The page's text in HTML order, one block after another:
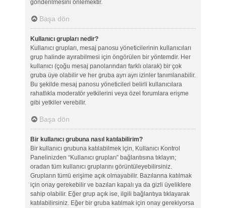
gönderilmesini önlemektir.
Başa dön
Kullanıcı grupları nedir?
Kullanıcı grupları, mesaj panosu yöneticilerinin kullanıcıları
grup halinde ayırabilmesi için öngörülen bir yöntemdir. Her
kullanıcı (çoğu mesaj panolarından farklı olarak) bir çok
gruba üye olabilir ve her gruba ayrı ayrı izinler tanımlanabilir.
Bu şekilde mesaj panosu yöneticileri belirli kullanıcılara
rahatlıkla moderatör yetkilerini veya özel forumlara erişme
gibi yetkiler verebilir.
Başa dön
Bir kullanıcı grubuna nasıl katılabilirim?
Bir kullanıcı grubuna katılabilmek için, Kullanıcı Kontrol
Panelinizden “Kullanıcı grupları” bağlantısına tıklayın;
oradan tüm kullanıcı gruplarını görüntüleyebilirsiniz.
Grupların tümü erişime açık olmayabilir. Bazılarına katılmak
için onay gerekebilir ve bazıları kapalı ya da gizli üyeliklere
sahip olabilir. Eğer grup açık ise, ilgili bağlantıya tıklayarak
katılabilirsiniz. Eğer bir gruba katılmak için onay gerekiyorsa